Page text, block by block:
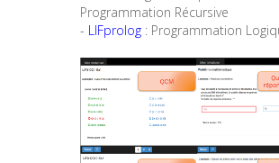
Programmation Récursive
- LIFprolog : Programmation